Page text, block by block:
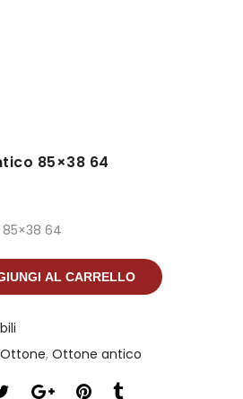
85×38 64
64
AL CARRELLO
Ottone, Ottone antico